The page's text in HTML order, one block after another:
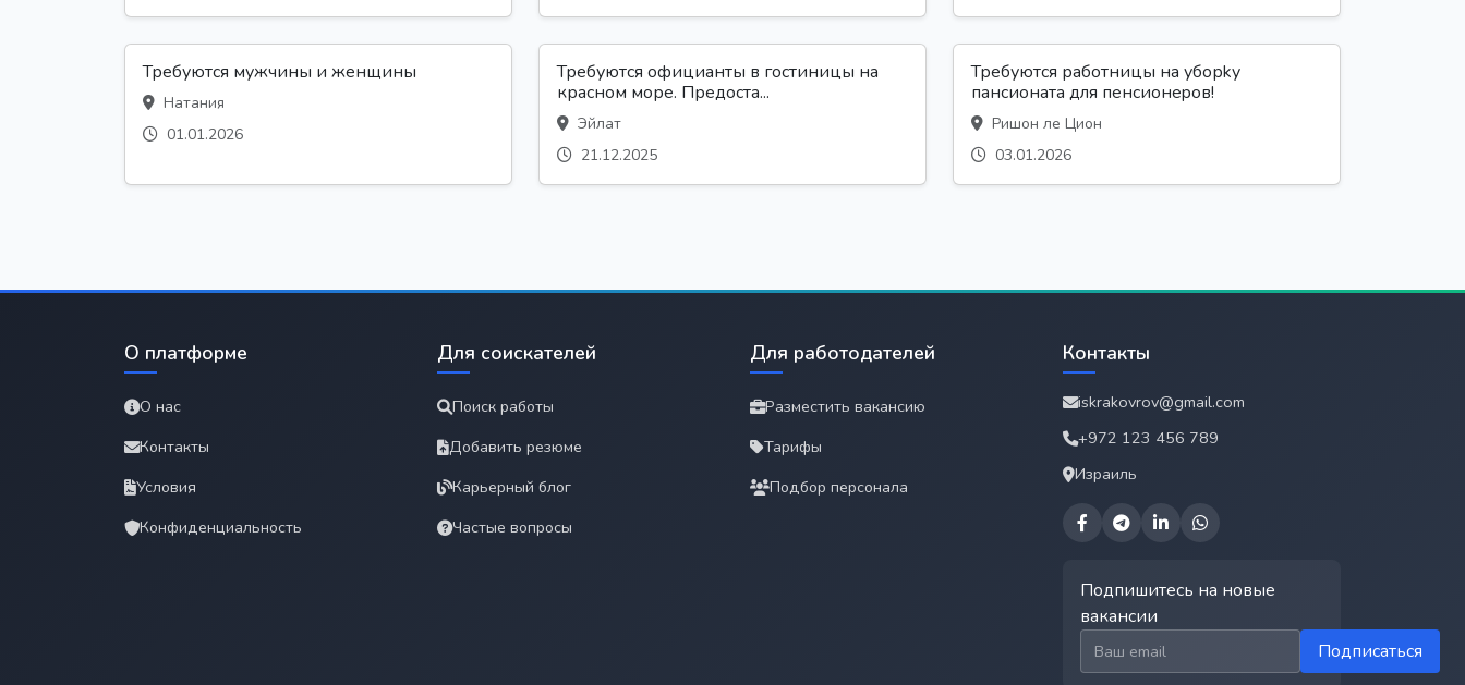
Требуются мужчины и женщины
Натания
01.01.2026
Требуются официанты в гостиницы на
красном море. Предоста...
Эйлат
21.12.2025
Требуются работницы на уборky
пансионата для пенсионеpoв!
Ришон ле Цион
03.01.2026
О платформе
О нас
Контакты
Условия
Конфиденциальность
Для соискателей
Поиск работы
Добавить резюме
Карьерный блог
Частые вопросы
Для работодателей
Разместить вакансию
Тарифы
Подбор персонала
Контакты
iskrakovrov@gmail.com
+972 123 456 789
Израиль
Подпишитесь на новые
вакансии
Email для подписки
Подписаться